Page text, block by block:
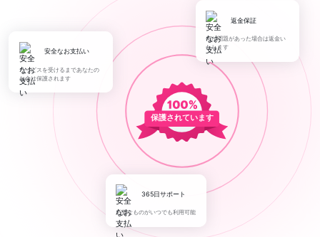
保護されています
安全なお支払い
サービスを受けるまであなたの
お金は保護されます
返金保証
何か問題があった場合は返金い
たします
365日サポート
必要なものがいつでも利用可能